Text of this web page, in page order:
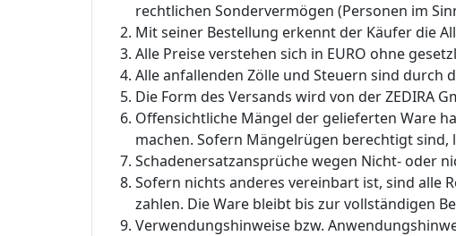
rechtlichen Sondervermögen (Personen im
Mit seiner Bestellung erkennt der Käufer die
Alle Preise verstehen sich in EURO ohne
Alle anfallenden Zölle und Steuern sind durch
Die Form des Versands wird von der ZEDIRA
Offensichtliche Mängel der gelieferten Ware
machen. Sofern Mängelrügen berechtigt sind,
Schadenersatzansprüche wegen Nicht- oder
Sofern nichts anderes vereinbart ist, sind alle
zahlen. Die Ware bleibt bis zur vollständigen
Verwendungshinweise bzw.